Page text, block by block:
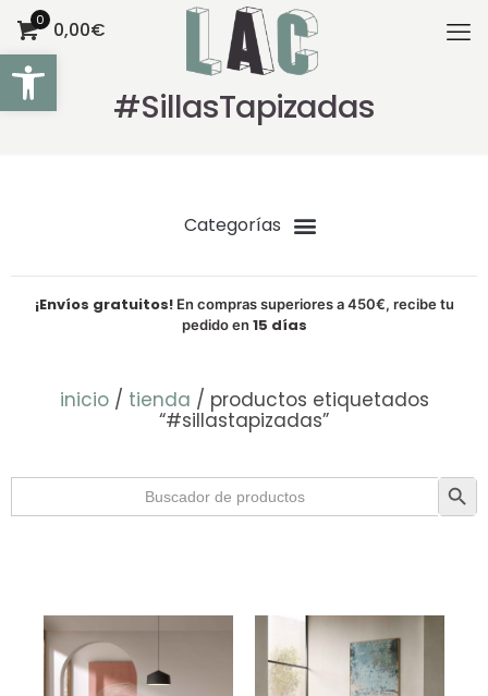
Abrir barra de herramientas
0 0,00€
#SillasTapizadas
¡Envíos gratuitos!En compras superiores a 450€, recibe tu
pedido en 15 días
inicio/ tienda / productos etiquetados
“#sillastapizadas”
Buscar: Botón de